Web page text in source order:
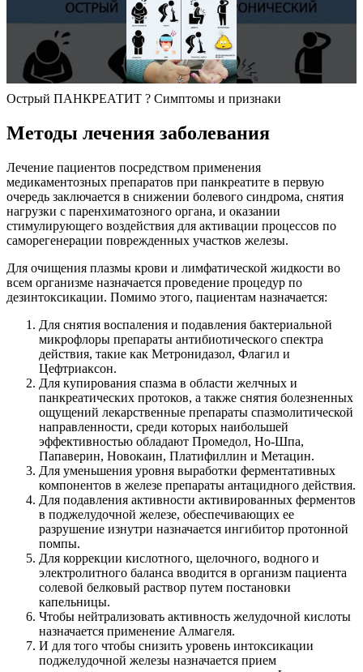
Острый ПАНКРЕАТИТ ? Симптомы и признаки
Методы лечения заболевания
Лечение пациентов посредством применения
медикаментозных препаратов при панкреатите в первую
очередь заключается в снижении болевого синдрома, снятия
нагрузки с паренхиматозного органа, и оказании
стимулирующего воздействия для активации процессов по
саморегенерации поврежденных участков железы.
Для очищения плазмы крови и лимфатической жидкости во
всем организме назначается проведение процедур по
дезинтоксикации. Помимо этого, пациентам назначается:
Для снятия воспаления и подавления бактериальной
микрофлоры препараты антибиотического спектра
действия, такие как Метронидазол, Флагил и
Цефтриаксон.
Для купирования спазма в области желчных и
панкреатических протоков, а также снятия болезненных
ощущений лекарственные препараты спазмолитической
направленности, среди которых наибольшей
эффективностью обладают Промедол, Но-Шпа,
Папаверин, Новокаин, Платифиллин и Метацин.
Для уменьшения уровня выработки ферментативных
компонентов в железе препараты антацидного действия.
Для подавления активности активированных ферментов
в поджелудочной железе, обеспечивающих ее
разрушение изнутри назначается ингибитор протонной
помпы.
Для коррекции кислотного, щелочного, водного и
электролитного баланса вводится в организм пациента
солевой белковый раствор путем постановки
капельницы.
Чтобы нейтрализовать активность желудочной кислоты
назначается применение Алмагеля.
И для того чтобы снизить уровень интоксикации
поджелудочной железы назначается прием